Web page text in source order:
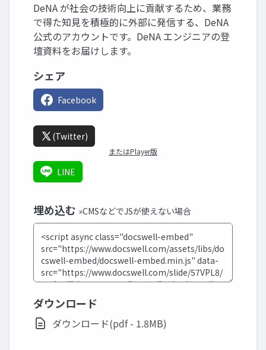
DeNA が社会の技術向上に貢献するため、業務
で得た知見を積極的に外部に発信する、DeNA
公式のアカウントです。DeNA エンジニアの登
壇資料をお届けします。
シェア
Facebook
(Twitter)
またはPlayer版
LINE
埋め込む »CMSなどでJSが使えない場合
ダウンロード
ダウンロード(pdf - 1.8MB)